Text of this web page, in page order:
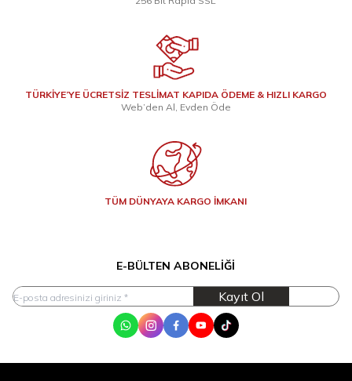
TÜRKİYE’YE ÜCRETSİZ TESLİMAT KAPIDA ÖDEME & HIZLI KARGO
Web’den Al, Evden Öde
TÜM DÜNYAYA KARGO İMKANI
E-BÜLTEN ABONELIĞI
Kayıt Ol
WhatsApp
InstagramFacebook
YoutubeTik Tok